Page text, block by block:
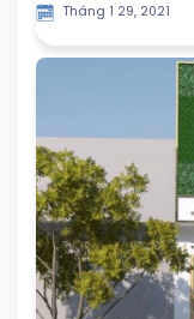
Tháng 1 29, 2021